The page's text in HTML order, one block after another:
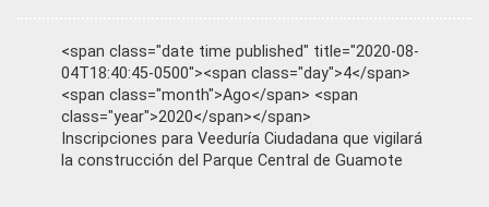
<span class="date time published" title="2020-08-
04T18:40:45-0500"><span class="day">4</span>
<span class="month">Ago</span> <span
class="year">2020</span></span>
Inscripciones para Veeduría Ciudadana que vigilará
la construcción del Parque Central de Guamote